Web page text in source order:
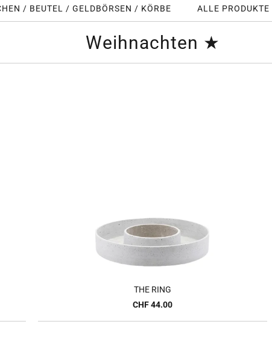
/ BEUTEL / GELDBÖRSEN / KÖRBE ALLE PRODUKTE
Weihnachten ★
THE RING
CHF 44.00